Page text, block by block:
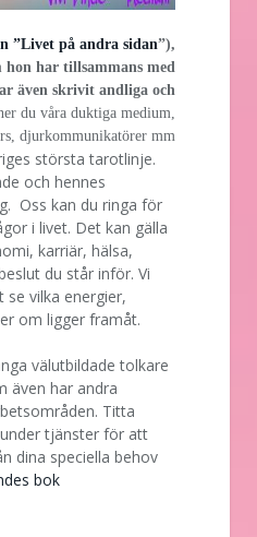
”Livet på andra sidan”),
hon har tillsammans med
även skrivit andliga och
du våra duktiga medium,
djurkommunikatörer mm
största tarotlinje.
och hennes
Oss kan du ringa för
i livet. Det kan gälla
karriär, hälsa,
du står inför. Vi
se vilka energier,
om ligger framåt.
välutbildade tolkare
även har andra
Titta
tjänster för att
dina speciella behov